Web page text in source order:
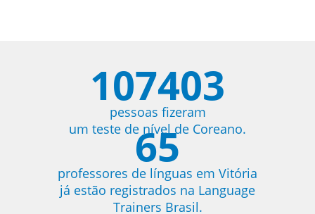
107403
pessoas fizeram
um teste de nível de Coreano.
65
professores de línguas em Vitória
já estão registrados na Language
Trainers Brasil.